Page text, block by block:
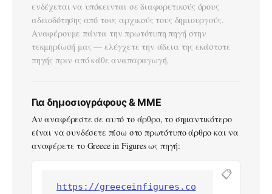
ενδέχεται να υπόκεινται σε διαφορετικούς όρους
αδειοδότησης από τους αρχικούς τους δημιουργούς.
Αναφέρουμε πάντα την πρωτότυπη πηγή στην
τεκμηρίωσή μας — ελέγχετε την άδεια της εκάστοτε
πηγής πριν από κάθε αναπαραγωγή.
Για δημοσιογράφους & ΜΜΕ
Αν αναφέρεστε σε αυτό το άρθρο, το σημαντικότερο
είναι να συνδέσετε πίσω στο πρωτότυπο άρθρο και να
αναφέρετε το Greece in Figures ως πηγή:
https://greeceinfigures.co
📋